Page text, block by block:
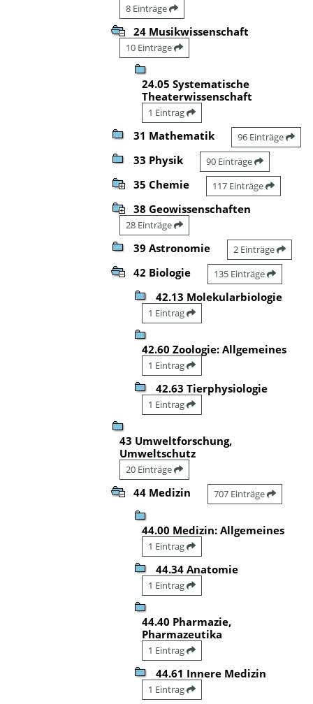
8 Einträge
24 Musikwissenschaft
10 Einträge
24.05 Systematische
Theaterwissenschaft
1 Eintrag
31 Mathematik 96 Einträge
33 Physik 90 Einträge
35 Chemie 117 Einträge
38 Geowissenschaften
28 Einträge
39 Astronomie 2 Einträge
42 Biologie 135 Einträge
42.13 Molekularbiologie
1 Eintrag
42.60 Zoologie: Allgemeines
1 Eintrag
42.63 Tierphysiologie
1 Eintrag
43 Umweltforschung,
Umweltschutz
20 Einträge
44 Medizin 707 Einträge
44.00 Medizin: Allgemeines
1 Eintrag
44.34 Anatomie
1 Eintrag
44.40 Pharmazie,
Pharmazeutika
1 Eintrag
44.61 Innere Medizin
1 Eintrag